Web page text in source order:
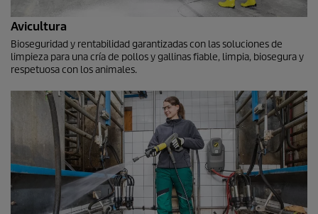
Avicultura
Bioseguridad y rentabilidad garantizadas con las soluciones de
limpieza para una cría de pollos y gallinas fiable, limpia, biosegura y
respetuosa con los animales.